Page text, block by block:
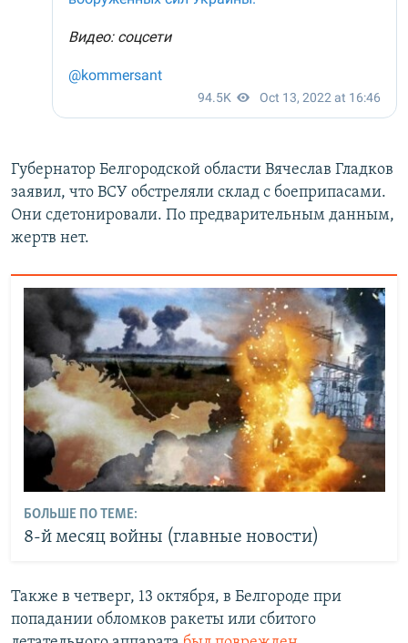
Губернатор Белгородской области Вячеслав Гладков
заявил, что ВСУ обстреляли склад с боеприпасами.
Они сдетонировали. По предварительным данным,
жертв нет.
БОЛЬШЕ ПО ТЕМЕ:
8-й месяц войны (главные новости)
Также в четверг, 13 октября, в Белгороде при
попадании обломков ракеты или сбитого